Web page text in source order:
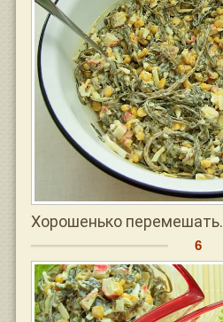
Хорошенько перемешать.